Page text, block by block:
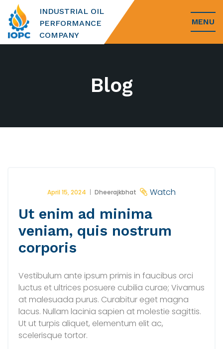
INDUSTRIAL OIL
PERFORMANCE
COMPANY
MENU
Blog
April 15, 2024 Dheerajkbhat Watch
Ut enim ad minima
veniam, quis nostrum
corporis
Vestibulum ante ipsum primis in faucibus orci
luctus et ultrices posuere cubilia curae; Vivamus
at malesuada purus. Curabitur eget magna
lacus. Nullam lacinia sapien at molestie sagittis.
Ut ut turpis aliquet, elementum elit ac,
scelerisque tortor.